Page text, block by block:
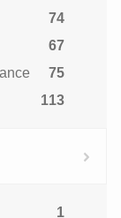
74
67
75
113
1